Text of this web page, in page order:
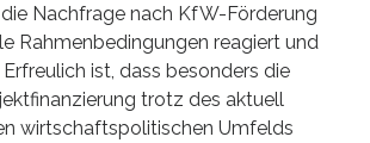
Nachfrage nach KfW-Förderung
Rahmenbedingungen reagiert und
ist, dass besonders die
trotz des aktuell
wirtschaftspolitischen Umfelds